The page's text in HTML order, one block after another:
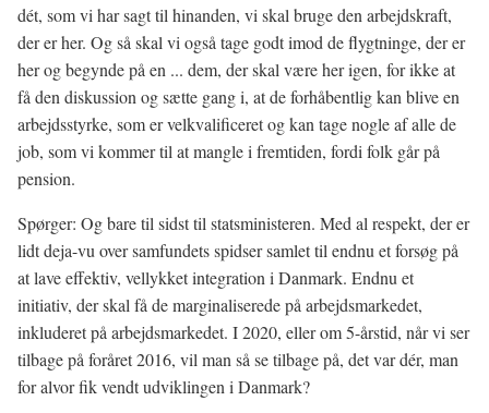
dét, som vi har sagt til hinanden, vi skal bruge den arbejdskraft,
der er her. Og så skal vi også tage godt imod de flygtninge, der er
her og begynde på en ... dem, der skal være her igen, for ikke at
få den diskussion og sætte gang i, at de forhåbentlig kan blive en
arbejdsstyrke, som er velkvalificeret og kan tage nogle af alle de
job, som vi kommer til at mangle i fremtiden, fordi folk går på
pension.
Spørger: Og bare til sidst til statsministeren. Med al respekt, der er
lidt deja-vu over samfundets spidser samlet til endnu et forsøg på
at lave effektiv, vellykket integration i Danmark. Endnu et
initiativ, der skal få de marginaliserede på arbejdsmarkedet,
inkluderet på arbejdsmarkedet. I 2020, eller om 5-årstid, når vi ser
tilbage på foråret 2016, vil man så se tilbage på, det var dér, man
for alvor fik vendt udviklingen i Danmark?